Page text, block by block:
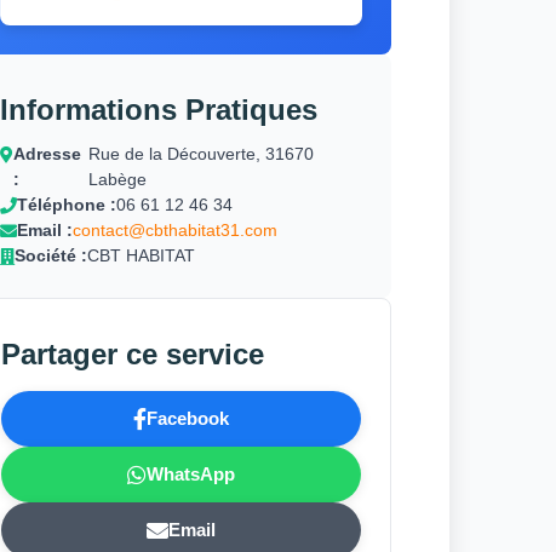
Informations Pratiques
Adresse
:
Rue de la Découverte, 31670
Labège
Téléphone :06 61 12 46 34
Email :contact@cbthabitat31.com
Société :CBT HABITAT
Partager ce service
Facebook
WhatsApp
Email